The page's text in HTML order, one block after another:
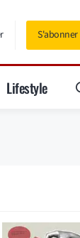
S'abonner
Lifestyle